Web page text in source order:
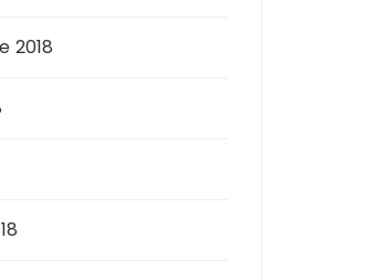
2018